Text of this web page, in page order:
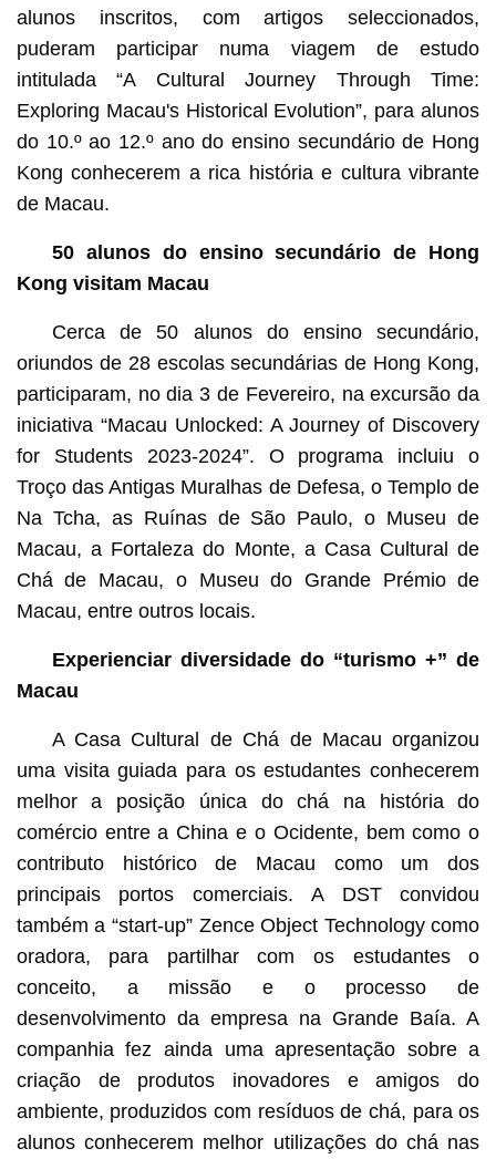
alunos inscritos, com artigos seleccionados,
puderam participar numa viagem de estudo
intitulada “A Cultural Journey Through Time:
Exploring Macau's Historical Evolution”, para alunos
do 10.º ao 12.º ano do ensino secundário de Hong
Kong conhecerem a rica história e cultura vibrante
de Macau.
50 alunos do ensino secundário de Hong
Kong visitam Macau
Cerca de 50 alunos do ensino secundário,
oriundos de 28 escolas secundárias de Hong Kong,
participaram, no dia 3 de Fevereiro, na excursão da
iniciativa “Macau Unlocked: A Journey of Discovery
for Students 2023-2024”. O programa incluiu o
Troço das Antigas Muralhas de Defesa, o Templo de
Na Tcha, as Ruínas de São Paulo, o Museu de
Macau, a Fortaleza do Monte, a Casa Cultural de
Chá de Macau, o Museu do Grande Prémio de
Macau, entre outros locais.
Experienciar diversidade do “turismo +” de
Macau
A Casa Cultural de Chá de Macau organizou
uma visita guiada para os estudantes conhecerem
melhor a posição única do chá na história do
comércio entre a China e o Ocidente, bem como o
contributo histórico de Macau como um dos
principais portos comerciais. A DST convidou
também a “start-up” Zence Object Technology como
oradora, para partilhar com os estudantes o
conceito, a missão e o processo de
desenvolvimento da empresa na Grande Baía. A
companhia fez ainda uma apresentação sobre a
criação de produtos inovadores e amigos do
ambiente, produzidos com resíduos de chá, para os
alunos conhecerem melhor utilizações do chá nas